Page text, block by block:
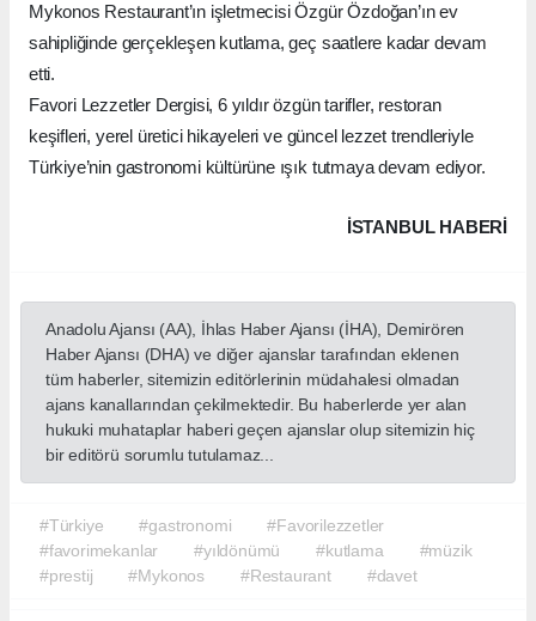
Mykonos Restaurant’ın işletmecisi Özgür Özdoğan’ın ev
sahipliğinde gerçekleşen kutlama, geç saatlere kadar devam
etti.
Favori Lezzetler Dergisi, 6 yıldır özgün tarifler, restoran
keşifleri, yerel üretici hikayeleri ve güncel lezzet trendleriyle
Türkiye’nin gastronomi kültürüne ışık tutmaya devam ediyor.
İSTANBUL HABERİ
Anadolu Ajansı (AA), İhlas Haber Ajansı (İHA), Demirören
Haber Ajansı (DHA) ve diğer ajanslar tarafından eklenen
tüm haberler, sitemizin editörlerinin müdahalesi olmadan
ajans kanallarından çekilmektedir. Bu haberlerde yer alan
hukuki muhataplar haberi geçen ajanslar olup sitemizin hiç
bir editörü sorumlu tutulamaz...
#Türkiye #gastronomi
#Favorilezzetler
#favorimekanlar
#yıldönümü #kutlama
#müzik
#prestij
#Mykonos #Restaurant #davet